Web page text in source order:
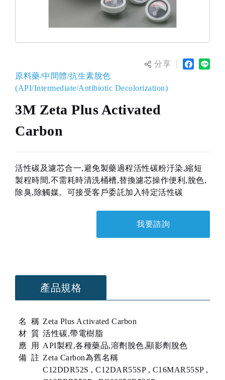
分享
原料藥/中間體/抗生素脫色
(API/Intermediate/Antibiotic Decolorization)
3M Zeta Plus Activated
Carbon
活性碳及濾芯合一,避免製藥過程活性碳粉汙染,縮短
製程時間,不需耗時清洗桶槽,替換濾芯操作便利,脫色,
除臭,除觸媒。可接受客戶委託加入特定活性碳
我要諮詢
產品規格
名 稱 Zeta Plus Activated Carbon
材 質 活性碳,帶電樹脂
應 用
API製程,各種藥品,溶劑脫色,顯影劑脫色
備 註 Zeta Carbon為舊名稱
C12DDR52S , C12DAR55SP , C16MAR55SP ,